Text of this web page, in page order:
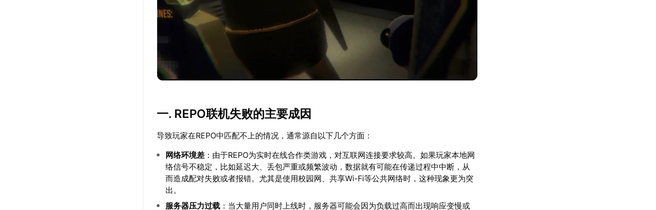
一. REPO联机失败的主要成因
导致玩家在REPO中匹配不上的情况，通常源自以下几个方面：
网络环境差 ：由于REPO为实时在线合作类游戏，对互联网连接要求较高。如果玩家本地网
络信号不稳定，比如延迟大、丢包严重或频繁波动，数据就有可能在传递过程中中断，从
而造成配对失败或者报错。尤其是使用校园网、共享Wi-Fi等公共网络时，这种现象更为突
出。
服务器压力过载 ：当大量用户同时上线时，服务器可能会因为负载过高而出现响应变慢或